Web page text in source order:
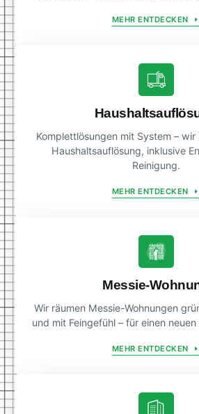
MEHR ENTDECKEN
Komplettlösungen mit System –
Haushaltsauflösung, inklusive
Reinigung.
MEHR ENTDECKEN
Messie-
Wir räumen Messie-Wohnungen
und mit Feingefühl – für einen
MEHR ENTDECKEN